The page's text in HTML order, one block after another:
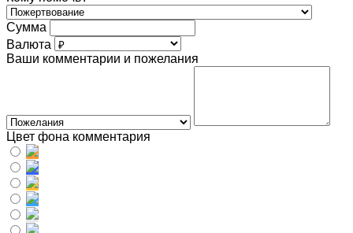
Сумма
Валюта
Ваши комментарии и пожелания
Цвет фона комментария